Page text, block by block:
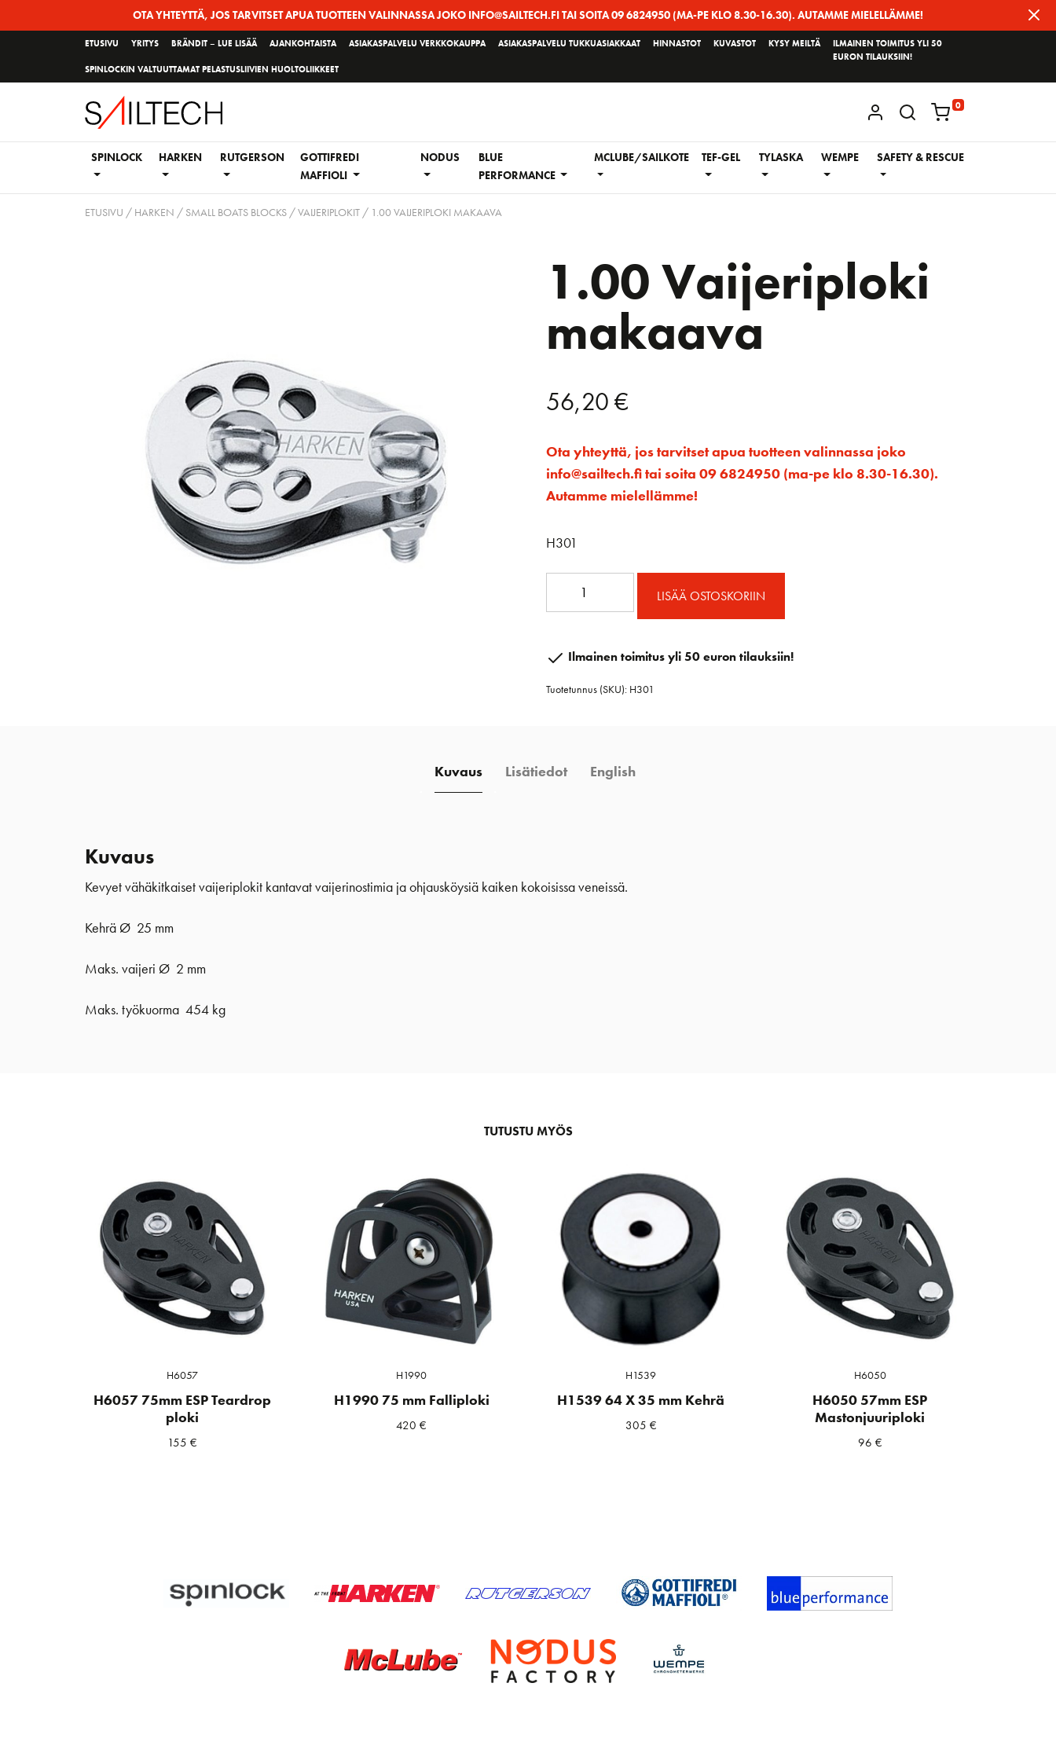
OTA YHTEYTTÄ, JOS TARVITSET APUA TUOTTEEN VALINNASSA JOKO INFO@SAILTECH.FI TAI SOITA 09 6824950 (MA-PE KLO 8.30-16.30). AUTAMME MIELELLÄMME!
ETUSIVU YRITYS BRÄNDIT – LUE LISÄÄ AJANKOHTAISTA ASIAKASPALVELU VERKKOKAUPPA ASIAKASPALVELU TUKKUASIAKKAAT HINNASTOT KUVASTOT KYSY MEILTÄ
SPINLOCKIN VALTUUTTAMAT PELASTUSLIIVIEN HUOLTOLIIKKEET
ILMAINEN TOIMITUS YLI 50
EURON TILAUKSIIN!
KIRJAUDU / REKISTERÖIDY
0
SPINLOCK HARKEN RUTGERSON
GOTTIFREDI
MAFFIOLI
NODUS
BLUE
PERFORMANCE
MCLUBE/SAILKOTE TEF-GEL TYLASKA WEMPE SAFETY & RESCUE
ETUSIVU / HARKEN / SMALL BOATS BLOCKS/VAIJERIPLOKIT/ 1.00 VAIJERIPLOKI MAKAAVA
1.00 Vaijeriploki
makaava
56,20€
Ota yhteyttä, jos tarvitset apua tuotteen valinnassa joko
info@sailtech.fi tai soita 09 6824950 (ma-pe klo 8.30-16.30).
Autamme mielellämme!
H301
määrä
LISÄÄ OSTOSKORIIN
Ilmainen toimitus yli 50 euron tilauksiin!
Tuotetunnus (SKU): H301
Kuvaus Lisätiedot English
Kuvaus
Kevyet vähäkitkaiset vaijeriplokit kantavat vaijerinostimia ja ohjausköysiä kaiken kokoisissa veneissä.
Kehrä Ø 25 mm
Maks. vaijeri Ø 2 mm
Maks. työkuorma 454 kg
TUTUSTU MYÖS
H6057
H6057 75mm ESP Teardrop
ploki
155 €
H1990
H1990 75 mm Falliploki
420€
H1539
H1539 64 X 35 mm Kehrä
305 €
H6050
H6050 57mm ESP
Mastonjuuriploki
96 €